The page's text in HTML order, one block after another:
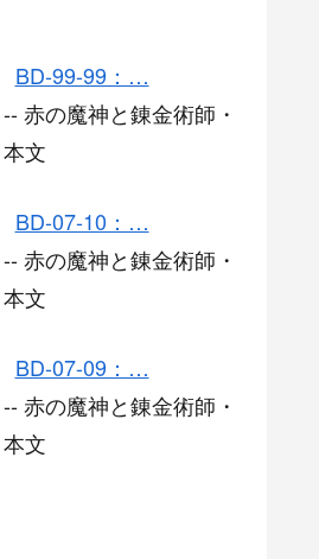
BD-99-99：…
-- 赤の魔神と錬金術師・
本文
BD-07-10：…
-- 赤の魔神と錬金術師・
本文
BD-07-09：…
-- 赤の魔神と錬金術師・
本文